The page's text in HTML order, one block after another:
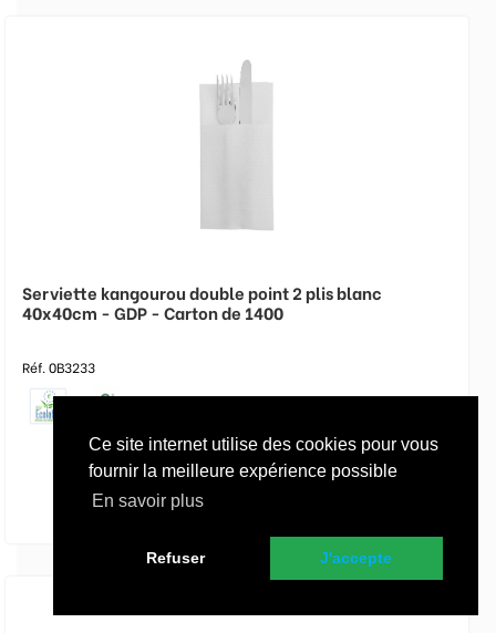
Ce site internet utilise des cookies pour vous
fournir la meilleure expérience possible
En savoir plus
Refuser J'accepte
Serviette kangourou double point 2 plis blanc
40x40cm - GDP - Carton de 1400
Réf. 0B3233